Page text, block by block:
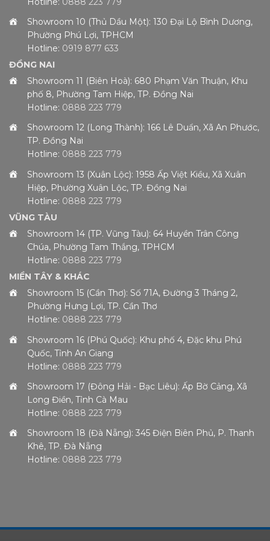
Showroom 10 (Thủ Dầu Một): 130 Đại Lộ Bình Dương,
Phường Phú Lợi, TPHCM
Hotline: 0919 877 633
ĐỒNG NAI
Showroom 11 (Biên Hoà): 680 Phạm Văn Thuận, Khu
phố 8, Phường Tam Hiệp, TP. Đồng Nai
Hotline: 0888 223 779
Showroom 12 (Long Thành): 166 Lê Duẩn, Xã An Phước,
TP. Đồng Nai
Hotline: 0888 223 779
Showroom 13 (Xuân Lộc): 1958 Ấp Việt Kiều, Xã Xuân
Hiệp, Phường Xuân Lộc, TP. Đồng Nai
Hotline: 0888 223 779
VŨNG TÀU
Showroom 14 (TP. Vũng Tàu): 64 Huyền Trân Công
Chúa, Phường Tam Thắng, TPHCM
Hotline: 0888 223 779
MIỀN TÂY & KHÁC
Showroom 15 (Cần Thơ): Số 71A, Đường 3 Tháng 2,
Phường Hưng Lợi, TP. Cần Thơ
Hotline: 0888 223 779
Showroom 16 (Phú Quốc): Khu phố 4, Đặc khu Phú
Quốc, Tỉnh An Giang
Hotline: 0888 223 779
Showroom 17 (Đông Hải - Bạc Liêu): Ấp Bờ Cảng, Xã
Long Điền, Tỉnh Cà Mau
Hotline: 0888 223 779
Showroom 18 (Đà Nẵng): 345 Điện Biên Phủ, P. Thanh
Khê, TP. Đà Nẵng
Hotline: 0888 223 779